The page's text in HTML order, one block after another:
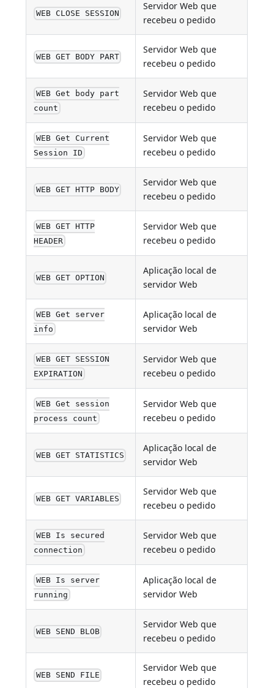
WEB CLOSE SESSION
Servidor Web que
recebeu o pedido
WEB GET BODY PART
Servidor Web que
recebeu o pedido
WEB Get body part
count
Servidor Web que
recebeu o pedido
WEB Get Current
Session ID
Servidor Web que
recebeu o pedido
WEB GET HTTP BODY
Servidor Web que
recebeu o pedido
WEB GET HTTP
HEADER
Servidor Web que
recebeu o pedido
WEB GET OPTION
Aplicação local de
servidor Web
WEB Get server
info
Aplicação local de
servidor Web
WEB GET SESSION
EXPIRATION
Servidor Web que
recebeu o pedido
WEB Get session
process count
Servidor Web que
recebeu o pedido
WEB GET STATISTICS
Aplicação local de
servidor Web
WEB GET VARIABLES
Servidor Web que
recebeu o pedido
WEB Is secured
connection
Servidor Web que
recebeu o pedido
WEB Is server
running
Aplicação local de
servidor Web
WEB SEND BLOB
Servidor Web que
recebeu o pedido
WEB SEND FILE
Servidor Web que
recebeu o pedido